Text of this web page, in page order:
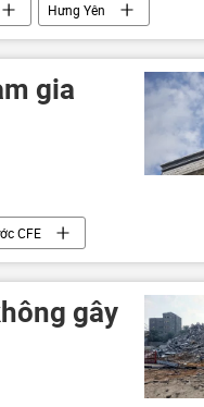
Hưng Yên
gia
CFE
gây